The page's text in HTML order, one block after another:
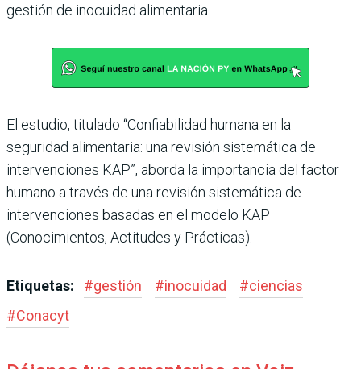
gestión de inocuidad alimentaria.
El estudio, titulado “Confiabilidad humana en la
seguridad alimentaria: una revisión sistemática de
intervenciones KAP”, aborda la importancia del factor
humano a través de una revisión sistemática de
intervenciones basadas en el modelo KAP
(Conocimientos, Actitudes y Prácticas).
Etiquetas: #gestión #inocuidad #ciencias
#Conacyt